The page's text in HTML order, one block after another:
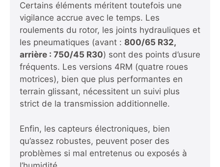
Certains éléments méritent toutefois une
vigilance accrue avec le temps. Les
roulements du rotor, les joints hydrauliques et
les pneumatiques (avant : 800/65 R32,
arrière : 750/45 R30) sont des points d’usure
fréquents. Les versions 4RM (quatre roues
motrices), bien que plus performantes en
terrain glissant, nécessitent un suivi plus
strict de la transmission additionnelle.
Enfin, les capteurs électroniques, bien
qu’assez robustes, peuvent poser des
problèmes si mal entretenus ou exposés à